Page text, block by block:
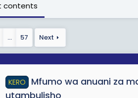
contents
… 57 Next
KERO
Mfumo wa anuani za
utambulisho